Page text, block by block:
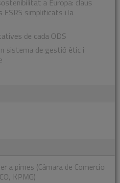
ESRS simplificats i la
de cada ODS
sistema de gestió ètic i
a pimes (Cámara de Comercio
KPMG)